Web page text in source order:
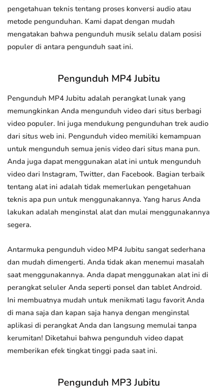
pengetahuan teknis tentang proses konversi audio atau
metode pengunduhan. Kami dapat dengan mudah
mengatakan bahwa pengunduh musik selalu dalam posisi
populer di antara pengunduh saat ini.
Pengunduh MP4 Jubitu
Pengunduh MP4 Jubitu adalah perangkat lunak yang
memungkinkan Anda mengunduh video dari situs berbagi
video populer. Ini juga mendukung pengunduhan trek audio
dari situs web ini. Pengunduh video memiliki kemampuan
untuk mengunduh semua jenis video dari situs mana pun.
Anda juga dapat menggunakan alat ini untuk mengunduh
video dari Instagram, Twitter, dan Facebook. Bagian terbaik
tentang alat ini adalah tidak memerlukan pengetahuan
teknis apa pun untuk menggunakannya. Yang harus Anda
lakukan adalah menginstal alat dan mulai menggunakannya
segera.
Antarmuka pengunduh video MP4 Jubitu sangat sederhana
dan mudah dimengerti. Anda tidak akan menemui masalah
saat menggunakannya. Anda dapat menggunakan alat ini di
perangkat seluler Anda seperti ponsel dan tablet Android.
Ini membuatnya mudah untuk menikmati lagu favorit Anda
di mana saja dan kapan saja hanya dengan menginstal
aplikasi di perangkat Anda dan langsung memulai tanpa
kerumitan! Diketahui bahwa pengunduh video dapat
memberikan efek tingkat tinggi pada saat ini.
Pengunduh MP3 Jubitu